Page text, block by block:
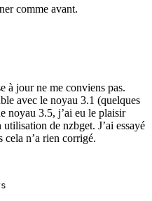
comme avant.
à jour ne me conviens pas.
avec le noyau 3.1 (quelques
noyau 3.5, j’ai eu le plaisir
de nzbget. J’ai essayé
n’a rien corrigé.